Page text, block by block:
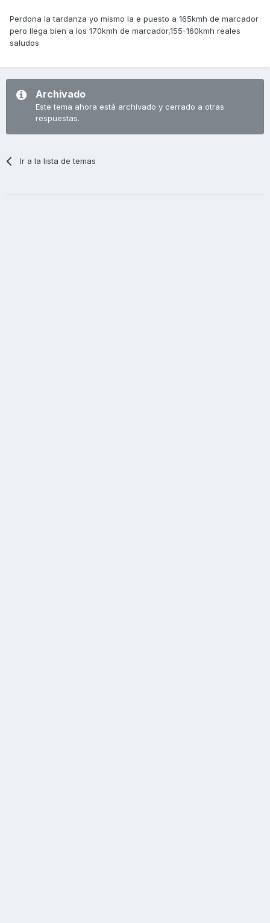
Perdona la tardanza yo mismo la e puesto a 165kmh de marcador
pero llega bien a los 170kmh de marcador,155-160kmh reales
saludos
Archivado
Este tema ahora está archivado y cerrado a otras
respuestas.
Ir a la lista de temas